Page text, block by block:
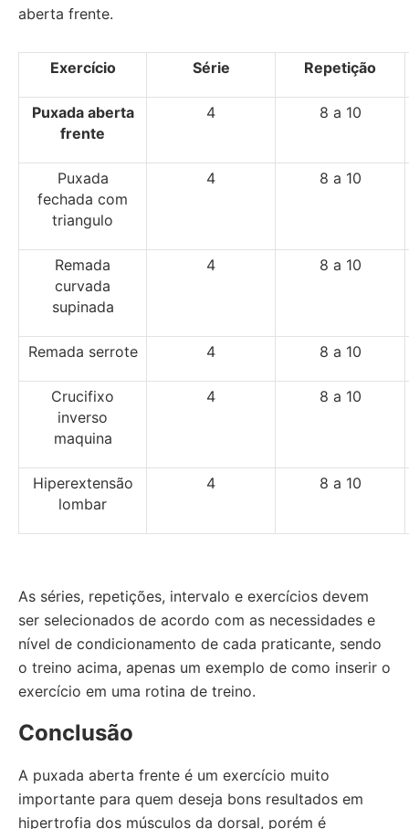
aberta frente.
Exercício Série Repetição
Puxada aberta
frente
4 8 a 10
Puxada
fechada com
triangulo
4 8 a 10
Remada
curvada
supinada
4 8 a 10
Remada serrote 4 8 a 10
Crucifixo
inverso
maquina
4 8 a 10
Hiperextensão
lombar
4 8 a 10
As séries, repetições, intervalo e exercícios devem
ser selecionados de acordo com as necessidades e
nível de condicionamento de cada praticante, sendo
o treino acima, apenas um exemplo de como inserir o
exercício em uma rotina de treino.
Conclusão
A puxada aberta frente é um exercício muito
importante para quem deseja bons resultados em
hipertrofia dos músculos da dorsal, porém é